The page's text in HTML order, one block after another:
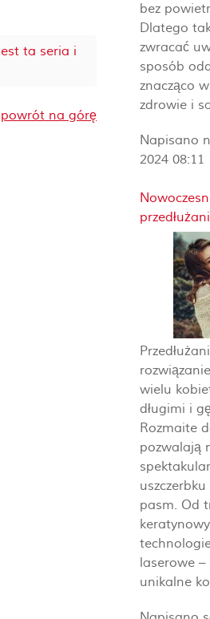
ta seria i
powrót na górę
bez
Dlatego
zwracać
sposób
znacząco
zdrowie i
Napisano
2024 08:11
wielu
długimi i
Rozmaite
pozwalają
pasm. Od
laserowe
unikalne